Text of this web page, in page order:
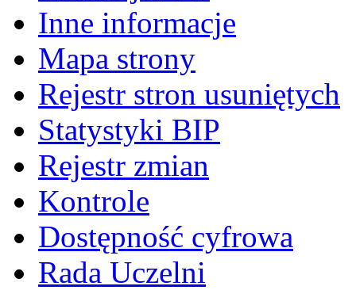
Inne informacje
Mapa strony
Rejestr stron usuniętych
Statystyki BIP
Rejestr zmian
Kontrole
Dostępność cyfrowa
Rada Uczelni